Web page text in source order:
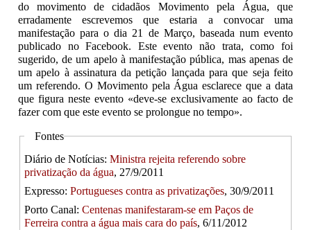
do movimento de cidadãos Movimento pela Água, que
erradamente escrevemos que estaria a convocar uma
manifestação para o dia 21 de Março, baseada num evento
publicado no Facebook. Este evento não trata, como foi
sugerido, de um apelo à manifestação pública, mas apenas de
um apelo à assinatura da petição lançada para que seja feito
um referendo. O Movimento pela Água esclarece que a data
que figura neste evento «deve-se exclusivamente ao facto de
fazer com que este evento se prolongue no tempo».
Fontes
Diário de Notícias:Ministra rejeita referendo sobre
privatização da água, 27/9/2011
Expresso:Portugueses contra as privatizações, 30/9/2011
Porto Canal:Centenas manifestaram-se em Paços de
Ferreira contra a água mais cara do país, 6/11/2012